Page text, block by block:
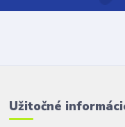
Užitočné